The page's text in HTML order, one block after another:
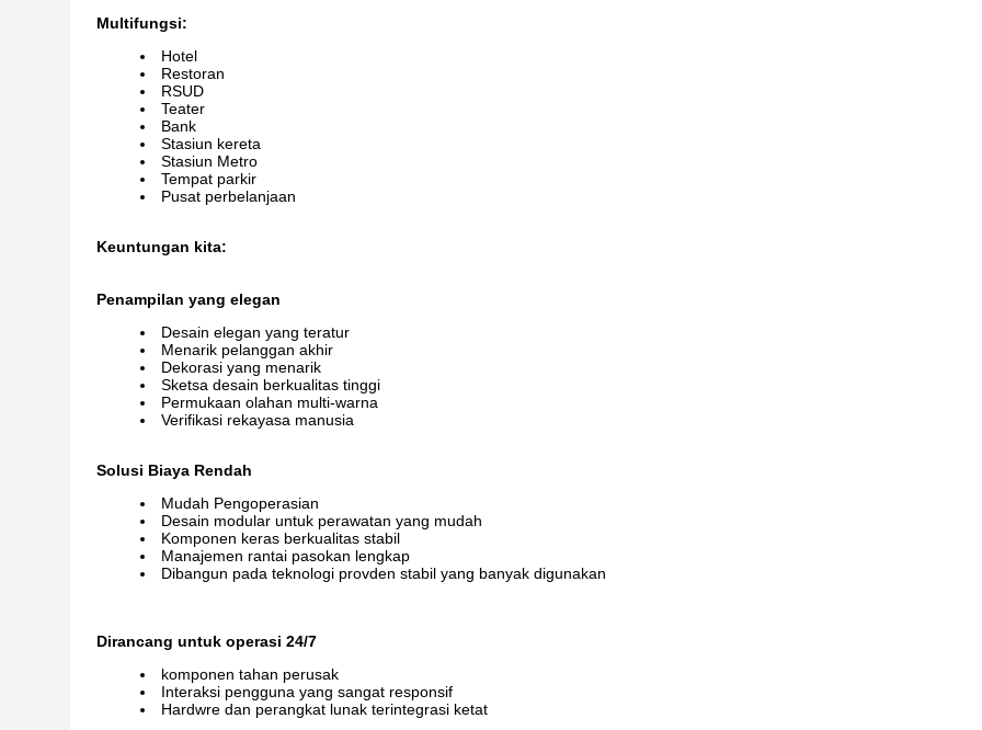
Multifungsi:
Hotel
Restoran
RSUD
Teater
Bank
Stasiun kereta
Stasiun Metro
Tempat parkir
Pusat perbelanjaan
Keuntungan kita:
Penampilan yang elegan
Desain elegan yang teratur
Menarik pelanggan akhir
Dekorasi yang menarik
Sketsa desain berkualitas tinggi
Permukaan olahan multi-warna
Verifikasi rekayasa manusia
Solusi Biaya Rendah
Mudah Pengoperasian
Desain modular untuk perawatan yang mudah
Komponen keras berkualitas stabil
Manajemen rantai pasokan lengkap
Dibangun pada teknologi provden stabil yang banyak digunakan
Dirancang untuk operasi 24/7
komponen tahan perusak
Interaksi pengguna yang sangat responsif
Hardwre dan perangkat lunak terintegrasi ketat